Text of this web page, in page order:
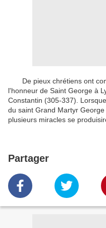
De pieux chrétiens ont
l'honneur de Saint George à
Constantin (305-337).
du saint Grand Martyr
plusieurs miracles se
Partager